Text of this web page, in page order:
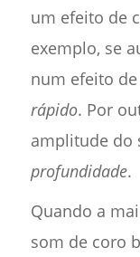
um efeito de
exemplo, se
num efeito
rápido. Por
amplitude do
profundidade.
Quando a
som de coro